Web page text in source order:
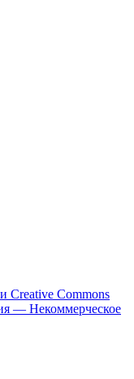
Creative Commons
— Некоммерческое